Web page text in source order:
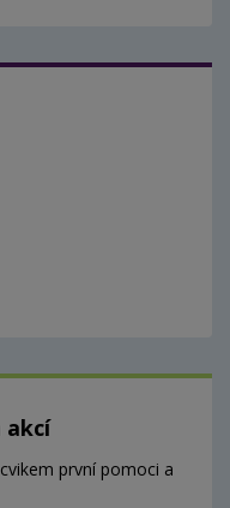
akcí
první pomoci a